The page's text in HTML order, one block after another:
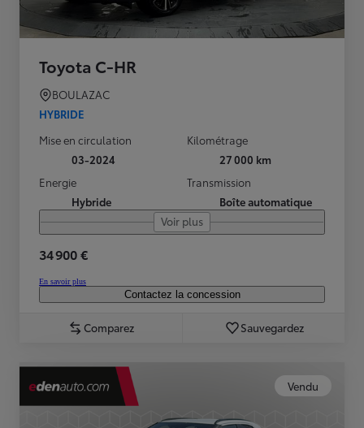
Toyota C-HR
BOULAZAC
HYBRIDE
Mise en circulation
03-2024
Kilométrage
27 000 km
Energie
Hybride
Transmission
Boîte automatique
Voir plus
34 900 €
En savoir plus
Contactez la concession
Comparez Sauvegardez
Vendu